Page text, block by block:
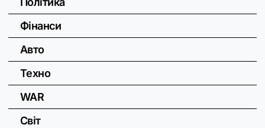
Фінанси
Авто
Техно
WAR
Світ